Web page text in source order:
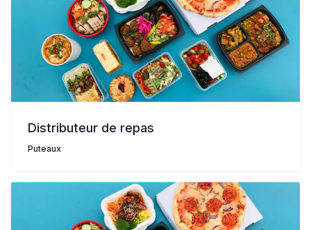
Distributeur de repas
Puteaux